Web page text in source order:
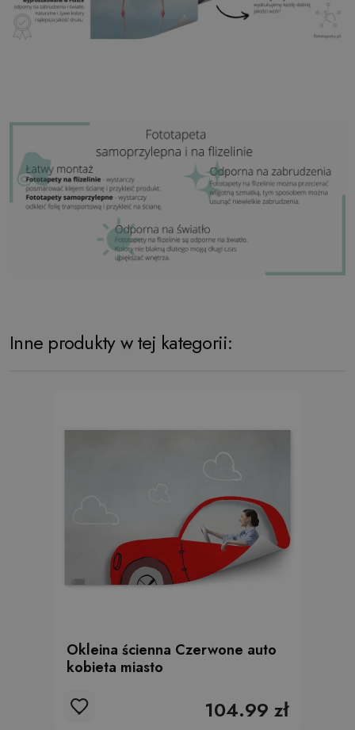
Inne produkty w tej kategorii:
Okleina ścienna Czerwone auto
kobieta miasto
104.99 zł